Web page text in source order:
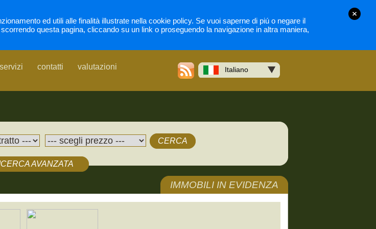
ed utili alle finalità illustrate nella cookie policy. Se vuoi saperne di piú o negare il
questa pagina, cliccando su un link o proseguendo la navigazione in altra maniera,
servizi contatti valutazioni Italiano
CERCA
AVANZATA
IMMOBILI IN EVIDENZA